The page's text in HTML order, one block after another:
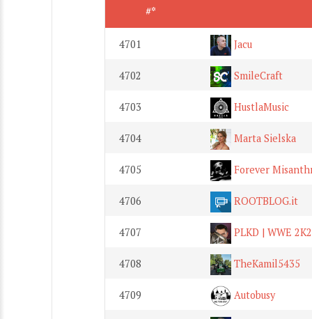
#*
4701 Jacu
4702 SmileCraft
4703 HustlaMusic
4704 Marta Sielska
4705 Forever
4706 ROOTBLOG.it
4707 PLKD | WWE
4708 TheKamil5435
4709 Autobusy